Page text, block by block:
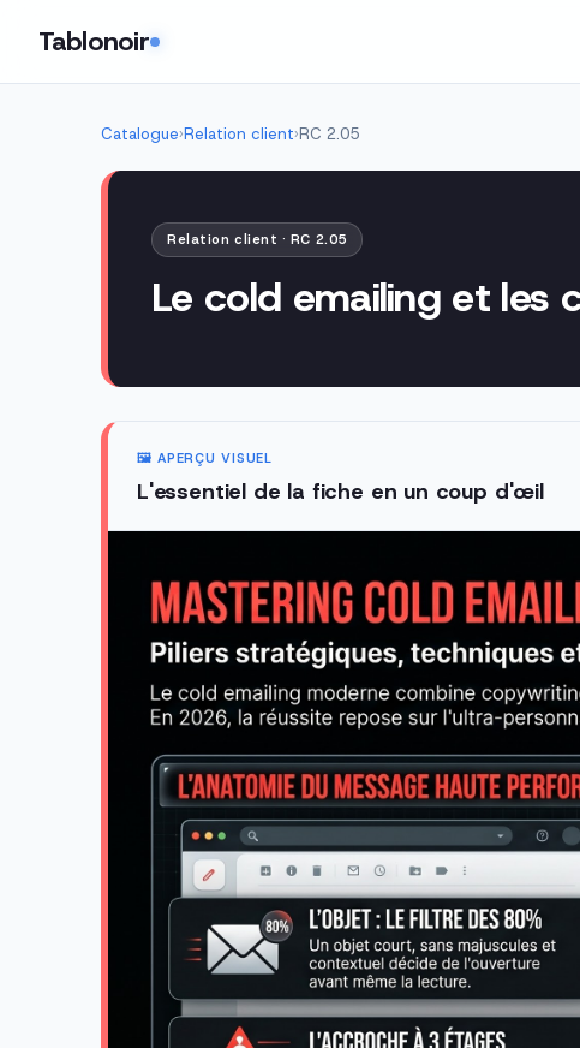
Tablonoir
Catalogue›Relation client›RC 2.05
Relation client · RC 2.05
Le cold emailing et les
🖼️ APERÇU VISUEL
L'essentiel de la fiche en un coup d'œil